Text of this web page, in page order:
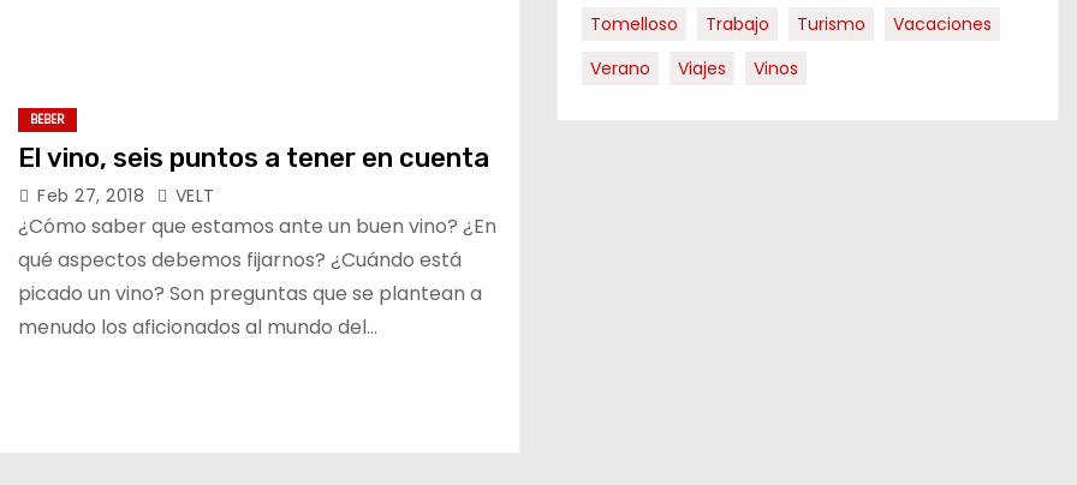
BEBER
El vino, seis puntos a tener en cuenta
Feb 27, 2018 VELT
¿Cómo saber que estamos ante un buen vino? ¿En
qué aspectos debemos fijarnos? ¿Cuándo está
picado un vino? Son preguntas que se plantean a
menudo los aficionados al mundo del…
Tomelloso
Trabajo Turismo
Vacaciones
Verano
Viajes Vinos